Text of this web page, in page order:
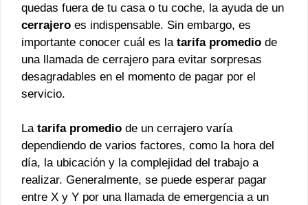
quedas fuera de tu casa o tu coche, la ayuda de un
cerrajero es indispensable. Sin embargo, es
importante conocer cuál es la tarifa promedio de
una llamada de cerrajero para evitar sorpresas
desagradables en el momento de pagar por el
servicio.
La tarifa promedio de un cerrajero varía
dependiendo de varios factores, como la hora del
día, la ubicación y la complejidad del trabajo a
realizar. Generalmente, se puede esperar pagar
entre X y Y por una llamada de emergencia a un